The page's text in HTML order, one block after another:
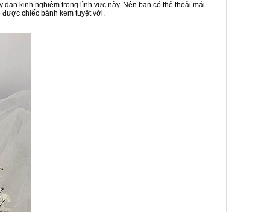
kinh nghiệm trong lĩnh vực này. Nên bạn có thể thoải mái
được chiếc bánh kem tuyệt vời.